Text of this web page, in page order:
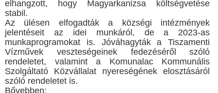
elhangzott, hogy Magyarkanizsa költségvetése
stabil.
Az ülésen elfogadták a községi intézmények
jelentéseit az idei munkáról, de a 2023-as
munkaprogramokat is. Jóváhagyták a Tiszamenti
Vízművek veszteségeinek fedezéséről szóló
rendeletet, valamint a Komunalac Kommunális
Szolgáltató Közvállalat nyereségének elosztásáról
szóló rendeletet is.
Bővebben: